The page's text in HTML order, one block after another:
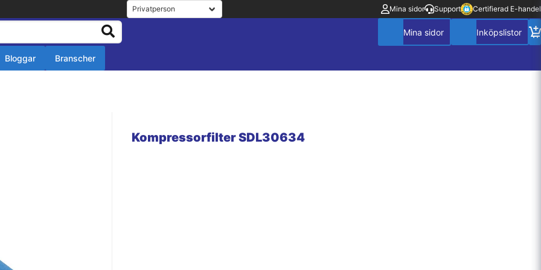
Mina sidor Support Certifierad E-handel
Bloggar Branscher
Kompressorfilter SDL30634